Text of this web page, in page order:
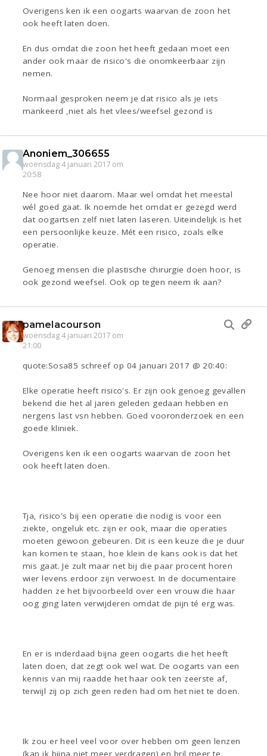
Overigens ken ik een oogarts waarvan de zoon het
ook heeft laten doen.
En dus omdat die zoon het heeft gedaan moet een
ander ook maar de risico's die onomkeerbaar zijn
nemen.
Normaal gesproken neem je dat risico als je iets
mankeerd ,niet als het vlees/weefsel gezond is
Anoniem_306655
woensdag 4 januari 2017 om
20:58
Nee hoor niet daarom. Maar wel omdat het meestal
wél goed gaat. Ik noemde het omdat er gezegd werd
dat oogartsen zelf niet laten laseren. Uiteindelijk is het
een persoonlijke keuze. Mét een risico, zoals elke
operatie.
Genoeg mensen die plastische chirurgie doen hoor, is
ook gezond weefsel. Ook op tegen neem ik aan?
pamelacourson
woensdag 4 januari 2017 om
21:00
quote:Sosa85 schreef op 04 januari 2017 @ 20:40:
Elke operatie heeft risico's. Er zijn ook genoeg gevallen
bekend die het al jaren geleden gedaan hebben en
nergens last vsn hebben. Goed vooronderzoek en een
goede kliniek.
Overigens ken ik een oogarts waarvan de zoon het
ook heeft laten doen.
Tja, risico's bij een operatie die nodig is voor een
ziekte, ongeluk etc. zijn er ook, maar die operaties
moeten gewoon gebeuren. Dit is een keuze die je duur
kan komen te staan, hoe klein de kans ook is dat het
mis gaat. Je zult maar net bij die paar procent horen
wier levens erdoor zijn verwoest. In de documentaire
hadden ze het bijvoorbeeld over een vrouw die haar
oog ging laten verwijderen omdat de pijn té erg was.
En er is inderdaad bijna geen oogarts die het heeft
laten doen, dat zegt ook wel wat. De oogarts van een
kennis van mij raadde het haar ook ten zeerste af,
terwijl zij op zich geen reden had om het niet te doen.
Ik zou er heel veel voor over hebben om geen lenzen
(kan ik bijna niet meer verdragen) en bril meer te